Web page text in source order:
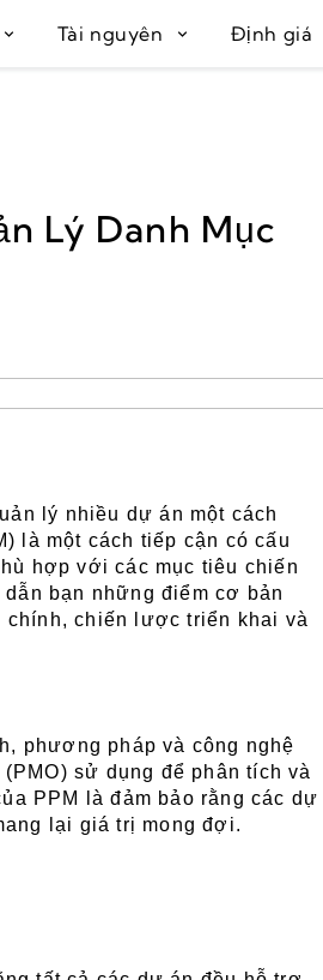
Tài nguyên Định giá
Lý Danh Mục
lý nhiều dự án một cách
là một cách tiếp cận có cấu
hợp với các mục tiêu chiến
bạn những điểm cơ bản
chính, chiến lược triển khai và
phương pháp và công nghệ
sử dụng để phân tích và
PPM là đảm bảo rằng các dự
lại giá trị mong đợi.